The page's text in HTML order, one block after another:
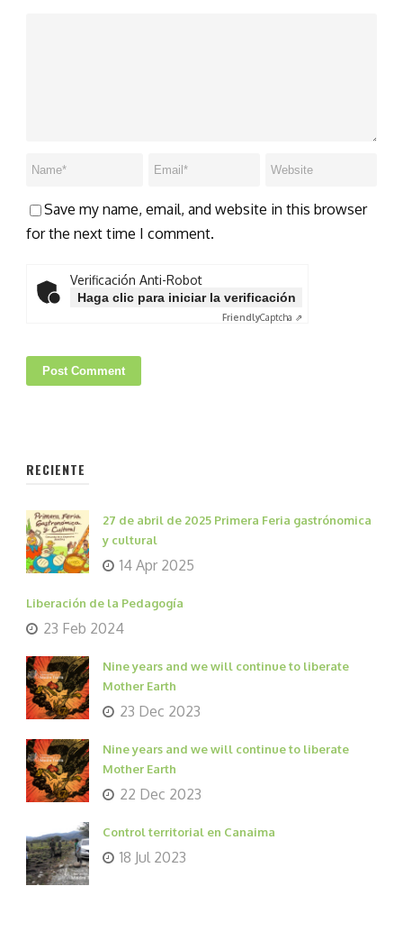
Save my name, email, and website in this browser
for the next time I comment.
Verificación Anti-Robot
Haga clic para iniciar la verificación
FriendlyCaptcha ⇗
RECIENTE
27 de abril de 2025 Primera Feria gastrónomica
y cultural
14 Apr 2025
Liberación de la Pedagogía
23 Feb 2024
Nine years and we will continue to liberate
Mother Earth
23 Dec 2023
Nine years and we will continue to liberate
Mother Earth
22 Dec 2023
Control territorial en Canaima
18 Jul 2023